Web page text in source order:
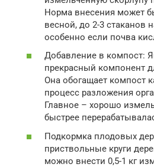
Норма внесения может
весной, до 2-3 стаканов
особенно если почва
Добавление в компост:
прекрасный компонент
Она обогащает компост
процесс разложения
Главное – хорошо
быстрее
Подкормка плодовых
приствольные круги
можно внести 0,5-1 кг